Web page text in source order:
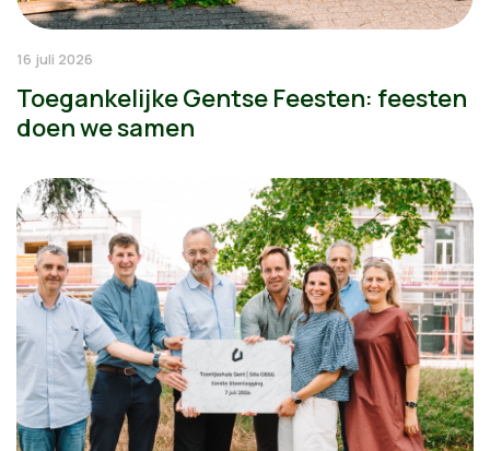
16 juli 2026
Toegankelijke Gentse Feesten: feesten
doen we samen